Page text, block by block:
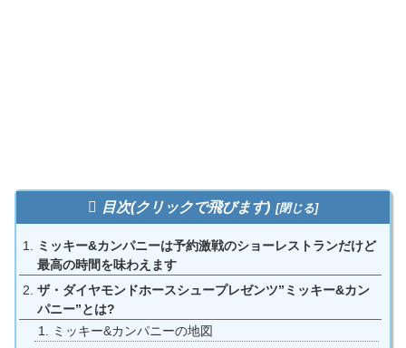
目次(クリックで飛びます)
ミッキー&カンパニーは予約激戦のショーレストランだけど
最高の時間を味わえます
ザ・ダイヤモンドホースシュープレゼンツ”ミッキー&カン
パニー”とは?
ミッキー&カンパニーの地図